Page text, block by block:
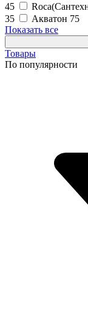
45
35
Акватон 75
Показать все
Товары
По популярности